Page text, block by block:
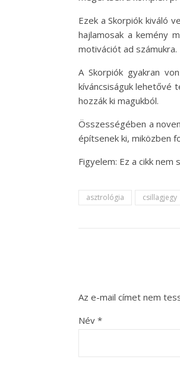
Ezek a Skorpiók kiváló
hajlamosak a kemény
motivációt ad számukra.
A Skorpiók gyakran
kíváncsiságuk lehetővé
hozzák ki magukból.
Összességében a
építsenek ki, miközben
Figyelem: Ez a cikk
asztrológia csillagjegy
Az e-mail címet nem
Név *